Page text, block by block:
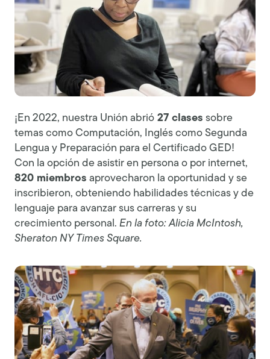
¡En 2022, nuestra Unión abrió 27 clases sobre
temas como Computación, Inglés como Segunda
Lengua y Preparación para el Certificado GED!
Con la opción de asistir en persona o por internet,
820 miembros aprovecharon la oportunidad y se
inscribieron, obteniendo habilidades técnicas y de
lenguaje para avanzar sus carreras y su
crecimiento personal. En la foto: Alicia McIntosh,
Sheraton NY Times Square.